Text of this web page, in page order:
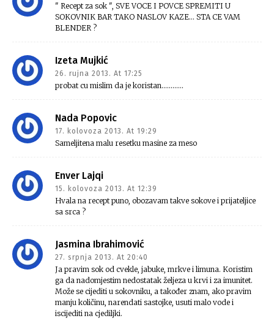
" Recept za sok ", SVE VOCE I POVCE SPREMITI U
SOKOVNIK BAR TAKO NASLOV KAZE… STA CE VAM
BLENDER ?
Izeta Mujkić
26. rujna 2013. At 17:25
probat cu mislim da je koristan…………
Nada Popovic
17. kolovoza 2013. At 19:29
Sameljitena malu resetku masine za meso
Enver Lajqi
15. kolovoza 2013. At 12:39
Hvala na recept puno, obozavam takve sokove i prijateljice
sa srca ?
Jasmina Ibrahimović
27. srpnja 2013. At 20:40
Ja pravim sok od cvekle, jabuke, mrkve i limuna. Koristim
ga da nadomjestim nedostatak željeza u krvi i za imunitet.
Može se cijediti u sokovniku, a također znam, ako pravim
manju količinu, narendati sastojke, usuti malo vode i
iscijediti na cjediljki.